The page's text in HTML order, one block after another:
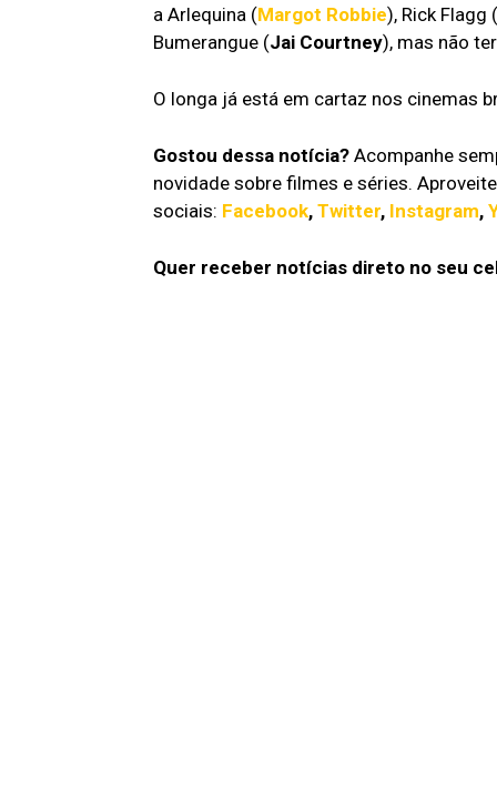
a Arlequina (Margot Robbie), Rick Flagg (
Bumerangue (Jai Courtney), mas não
O longa já está em cartaz nos cinemas
Gostou dessa notícia? Acompanhe
novidade sobre filmes e séries.
sociais: Facebook, Twitter, Instagram,
Quer receber notícias direto no seu